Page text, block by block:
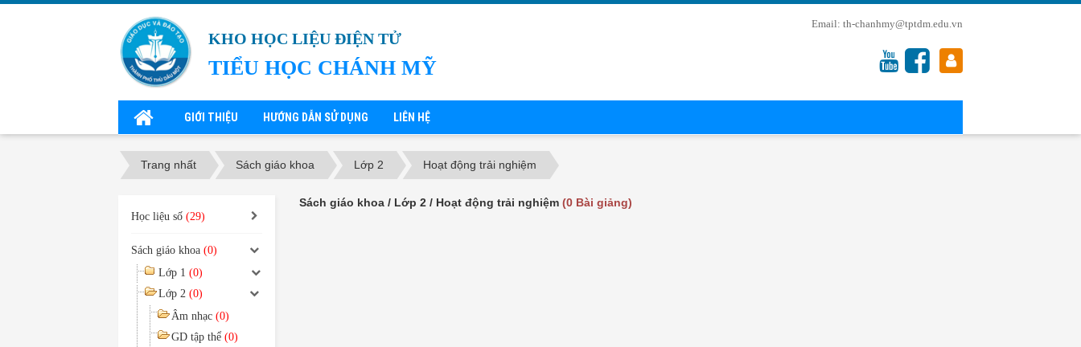
KHO HỌC LIỆU ĐIỆN TỬ
TIỂU HỌC CHÁNH MỸ
GIỚI THIỆU HƯỚNG DẪN SỬ DỤNG LIÊN HỆ
th-chanhmy@tptdm.edu.vn
Trang nhất Sách giáo khoa Lớp 2 Hoạt động trải nghiệm
Sách giáo khoa / Lớp 2 / Hoạt động trải nghiệm (0 Bài giảng)
Học liệu số (29)
Sách giáo khoa (0)
Lớp 1 (0)
Lớp 2 (0)
Âm nhạc (0)
GD tập thể (0)